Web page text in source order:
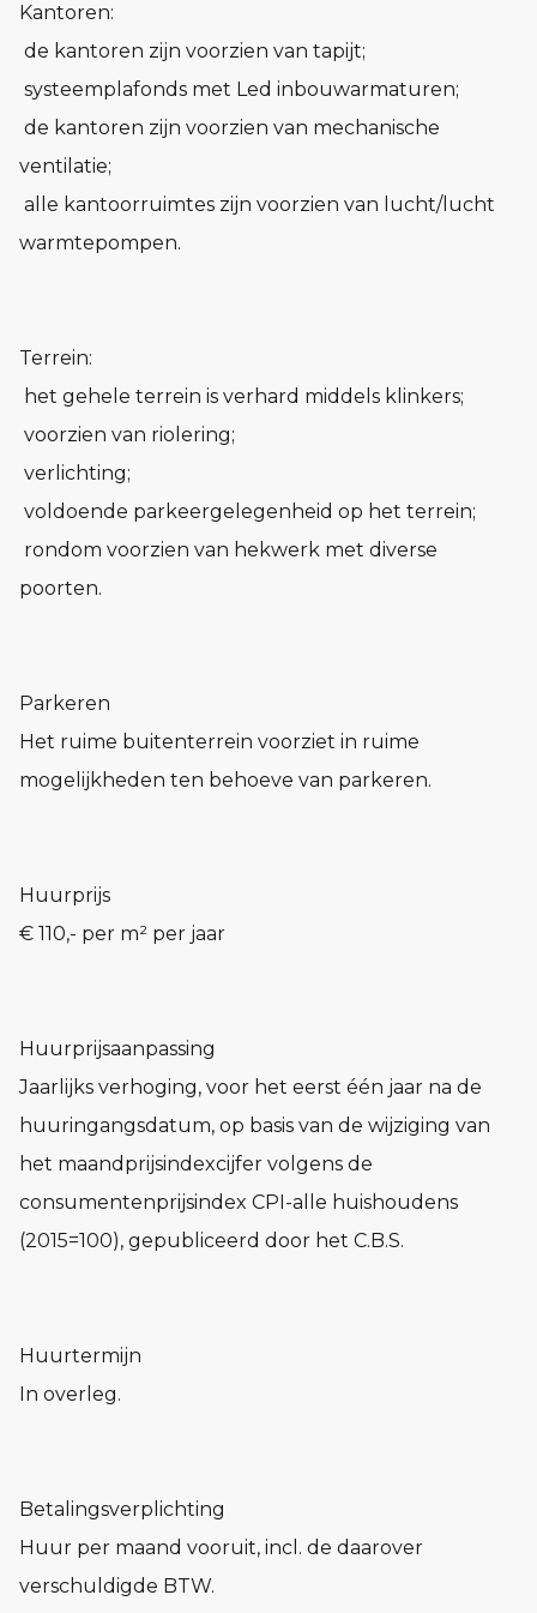
Kantoren:
­ de kantoren zijn voorzien van tapijt;
­ systeemplafonds met Led inbouwarmaturen;
­ de kantoren zijn voorzien van mechanische
ventilatie;
­ alle kantoorruimtes zijn voorzien van lucht/lucht
warmtepompen.
Terrein:
­ het gehele terrein is verhard middels klinkers;
­ voorzien van riolering;
­ verlichting;
­ voldoende parkeergelegenheid op het terrein;
­ rondom voorzien van hekwerk met diverse
poorten.
Parkeren
Het ruime buitenterrein voorziet in ruime
mogelijkheden ten behoeve van parkeren.
Huurprijs
€ 110,- per m² per jaar
Huurprijsaanpassing
Jaarlijks verhoging, voor het eerst één jaar na de
huuringangsdatum, op basis van de wijziging van
het maandprijsindexcijfer volgens de
consumentenprijsindex CPI-alle huishoudens
(2015=100), gepubliceerd door het C.B.S.
Huurtermijn
In overleg.
Betalingsverplichting
Huur per maand vooruit, incl. de daarover
verschuldigde BTW.